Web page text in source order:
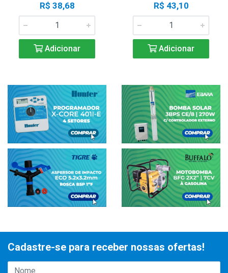
R$ 38,68
Adicionar
R$ 43,10
Adicionar
Cadastre-se para receber nossas ofertas!